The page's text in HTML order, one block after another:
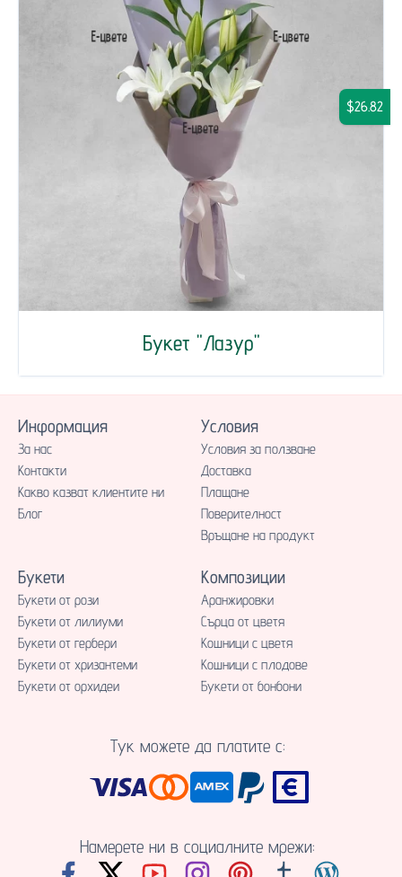
Букет "Лазур"
$26.82
Информация
За нас
Контакти
Какво казват клиентите ни
Блог
Условия
Условия за ползване
Доставка
Плащане
Поверителност
Връщане на продукт
Букети
Букети от рози
Букети от лилиуми
Букети от гербери
Букети от хризантеми
Букети от орхидеи
Композиции
Аранжировки
Сърца от цветя
Кошници с цветя
Кошници с плодове
Букети от бонбони
Тук можете да платите с:
Намерете ни в социалните мрежи: